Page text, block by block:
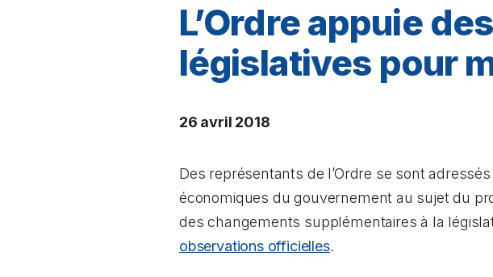
L’Ordre appuie
législatives pour
26 avril 2018
Des représentants de l’Ordre se sont
économiques du gouvernement au sujet du
des changements supplémentaires à la
observations officielles.